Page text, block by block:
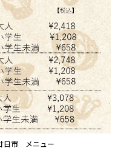
日市 メニュー